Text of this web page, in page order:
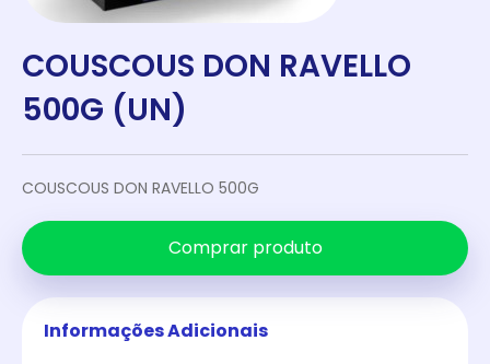
COUSCOUS DON RAVELLO
500G (UN)
COUSCOUS DON RAVELLO 500G
Comprar produto
Informações Adicionais